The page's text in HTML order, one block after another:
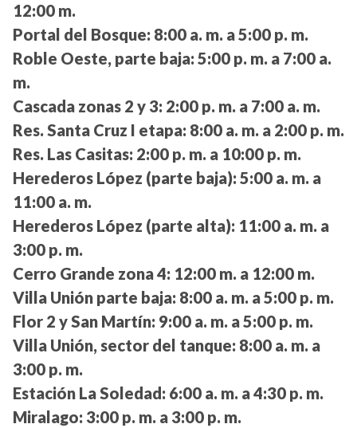
12:00 m.
Portal del Bosque: 8:00 a. m. a 5:00 p. m.
Roble Oeste, parte baja: 5:00 p. m. a 7:00 a.
m.
Cascada zonas 2 y 3: 2:00 p. m. a 7:00 a. m.
Res. Santa Cruz I etapa: 8:00 a. m. a 2:00 p. m.
Res. Las Casitas: 2:00 p. m. a 10:00 p. m.
Herederos López (parte baja): 5:00 a. m. a
11:00 a. m.
Herederos López (parte alta): 11:00 a. m. a
3:00 p. m.
Cerro Grande zona 4: 12:00 m. a 12:00 m.
Villa Unión parte baja: 8:00 a. m. a 5:00 p. m.
Flor 2 y San Martín: 9:00 a. m. a 5:00 p. m.
Villa Unión, sector del tanque: 8:00 a. m. a
3:00 p. m.
Estación La Soledad: 6:00 a. m. a 4:30 p. m.
Miralago: 3:00 p. m. a 3:00 p. m.